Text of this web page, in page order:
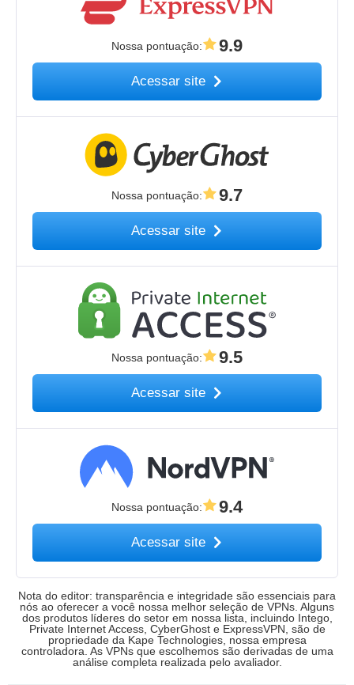
Nossa pontuação: 9.9
Acessar site
Nossa pontuação: 9.7
Acessar site
Nossa pontuação: 9.5
Acessar site
Nossa pontuação: 9.4
Acessar site
Nota do editor: transparência e integridade são essenciais para
nós ao oferecer a você nossa melhor seleção de VPNs. Alguns
dos produtos líderes do setor em nossa lista, incluindo Intego,
Private Internet Access, CyberGhost e ExpressVPN, são de
propriedade da Kape Technologies, nossa empresa
controladora. As VPNs que escolhemos são derivadas de uma
análise completa realizada pelo avaliador.